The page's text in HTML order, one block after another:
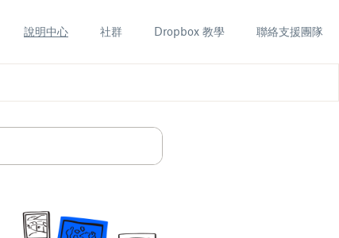
說明中心 社群 Dropbox 教學 聯絡支援團隊